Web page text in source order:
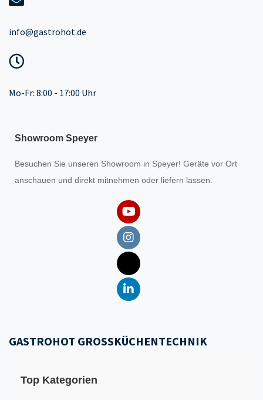
info@gastrohot.de
Mo-Fr: 8:00 - 17:00 Uhr
Showroom Speyer
Besuchen Sie unseren Showroom in Speyer! Geräte vor Ort
anschauen und direkt mitnehmen oder liefern lassen.
GASTROHOT GROSSKÜCHENTECHNIK
Top Kategorien